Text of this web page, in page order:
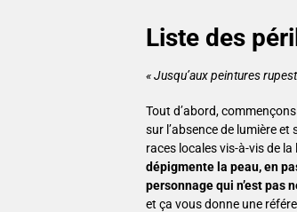
Liste des
« Jusqu’aux peintures
Tout d’abord,
sur l’absence de lumière
races locales vis-à-vis de
dépigmente la peau, en
personnage qui n’est pas
et ça vous donne une